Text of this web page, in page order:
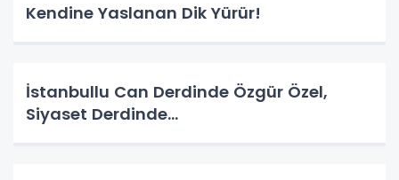
Kendine Yaslanan Dik Yürür!
İstanbullu Can Derdinde Özgür Özel,
Siyaset Derdinde…